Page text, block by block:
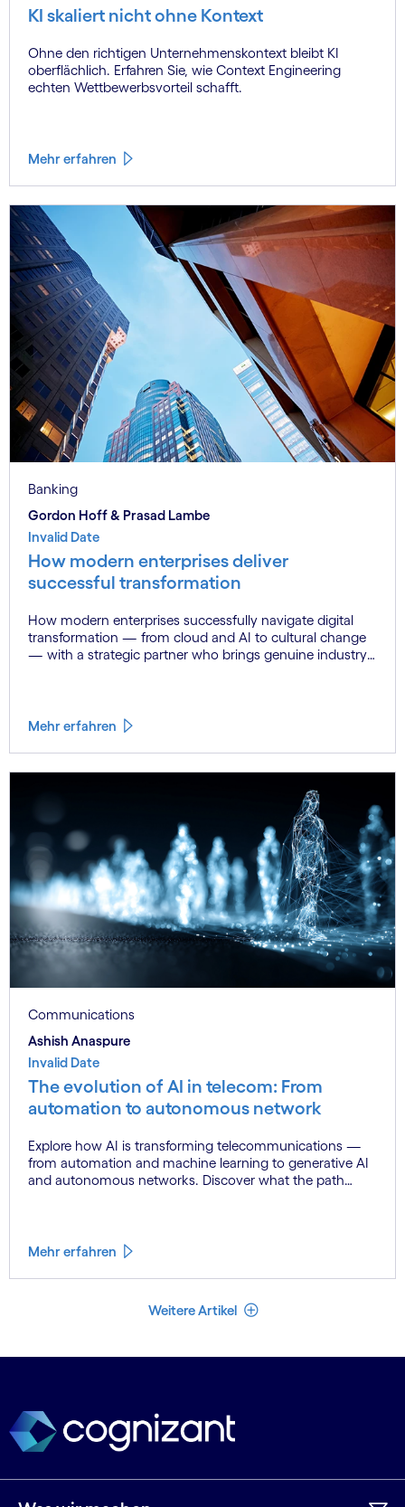
KI skaliert nicht ohne Kontext
Ohne den richtigen Unternehmenskontext bleibt KI
oberflächlich. Erfahren Sie, wie Context Engineering
echten Wettbewerbsvorteil schafft.
Mehr erfahren
Banking
Gordon Hoff & Prasad Lambe
Invalid Date
How modern enterprises deliver
successful transformation
How modern enterprises successfully navigate digital
transformation — from cloud and AI to cultural change
— with a strategic partner who brings genuine industry
Mehr erfahren
Communications
Ashish Anaspure
Invalid Date
The evolution of AI in telecom: From
automation to autonomous network
Explore how AI is transforming telecommunications —
from automation and machine learning to generative AI
and autonomous networks. Discover what the path
Mehr erfahren
Weitere Artikel Weniger Artikel